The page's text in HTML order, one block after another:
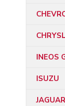
INEOS
ISUZU
JAGUAR